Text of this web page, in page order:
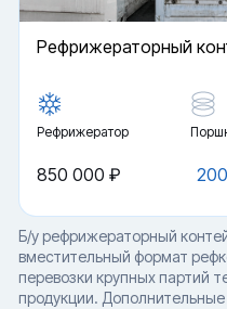
Рефрижераторный
Рефрижератор
850 000 ₽
Б/у рефрижераторный
вместительный формат
перевозки крупных партий
продукции.